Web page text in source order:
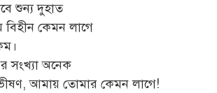
শুন্য দুহাত
কেমন লাগে
সংখ্যা অনেক
আমায় তোমার কেমন লাগে!